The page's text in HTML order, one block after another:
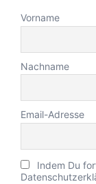
Vorname
Nachname
Email-Adresse
Indem Du